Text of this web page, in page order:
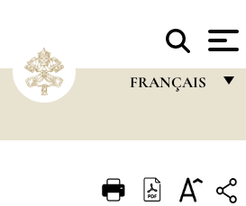
FRANÇAIS
ITALIANO